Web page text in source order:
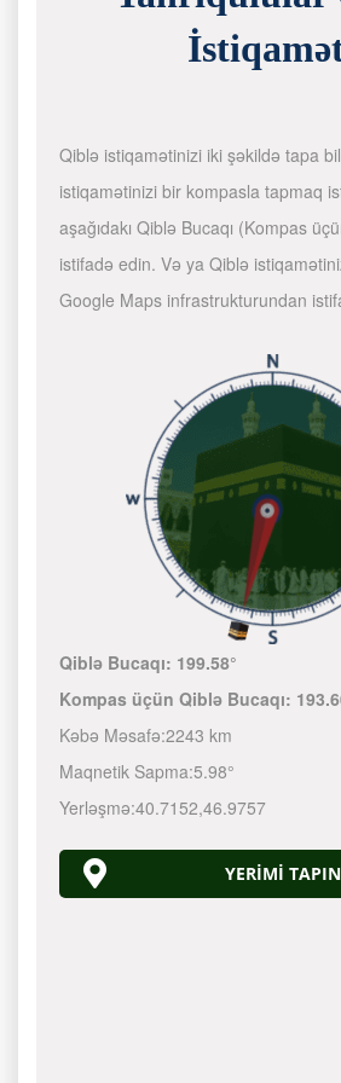
Qiblə istiqamətinizi iki şəkildə tapa
istiqamətinizi bir kompasla tapmaq
aşağıdakı Qiblə Bucaqı (Kompas
istifadə edin. Və ya Qiblə
Google Maps infrastrukturundan
Qiblə Bucaqı: 199.58°
Kompas üçün Qiblə Bucaqı:
Kəbə Məsafə:2243 km
Maqnetik Sapma:5.98°
Yerləşmə:40.7152,46.9757
YERIMI TAPIN